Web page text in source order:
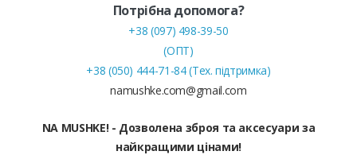
Потрібна допомога?
+38 (097) 498-39-50
(ОПТ)
+38 (050) 444-71-84 (Тех. підтримка)
namushke.com@gmail.com
NA MUSHKE! - Дозволена зброя та аксесуари за
найкращими цінами!